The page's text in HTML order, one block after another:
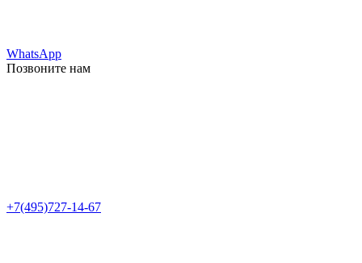
WhatsApp
Позвоните нам
+7(495)727-14-67